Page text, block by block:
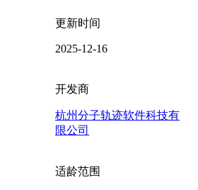
更新时间
2025-12-16
开发商
杭州分子轨迹软件科技有
限公司
适龄范围